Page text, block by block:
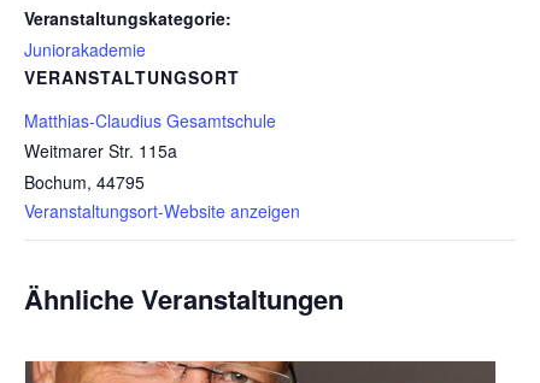
Veranstaltungskategorie:
Juniorakademie
VERANSTALTUNGSORT
Matthias-Claudius Gesamtschule
Weitmarer Str. 115a
Bochum, 44795
Veranstaltungsort-Website anzeigen
Ähnliche Veranstaltungen